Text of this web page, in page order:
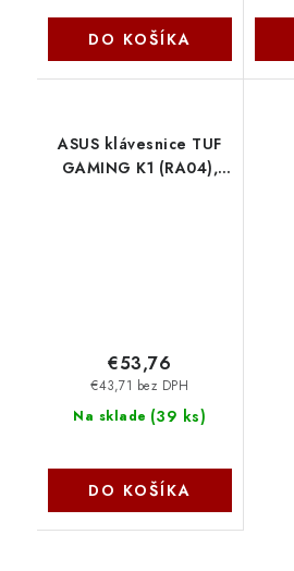
DO KOŠÍKA
ASUS klávesnice TUF
GAMING K1 (RA04),
Na sklade (39 ks)
€43,71 bez DPH
€53,76
DO KOŠÍKA